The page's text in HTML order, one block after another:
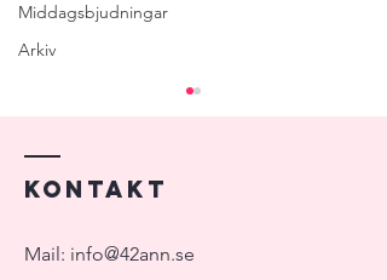
Middagsbjudningar
Arkiv
Kontakt
Mail: info@42ann.se